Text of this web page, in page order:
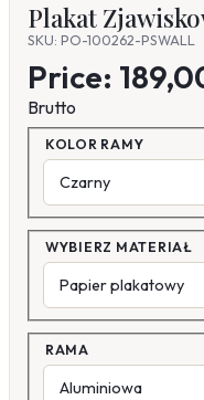
Plakat
SKU: PO-100262-PSWALL
Price:
Brutto
KOLOR RAMY
WYBIERZ MATERIAŁ
RAMA